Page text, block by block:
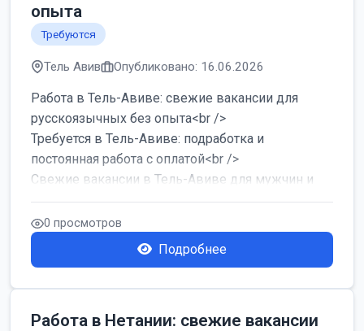
опыта
Требуются
Тель Авив Опубликовано: 16.06.2026
Работа в Тель-Авиве: свежие вакансии для
русскоязычных без опыта<br />
Требуется в Тель-Авиве: подработка и
постоянная работа с оплатой<br />
Свежие вакансии в Тель-Авиве для мужчин и
женщин от хозя...
0 просмотров
Подробнее
Работа в Нетании: свежие вакансии